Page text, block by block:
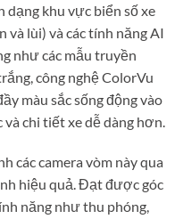
dạng khu vực biển số xe
lùi) và các tính năng AI
như các mẫu truyền
công nghệ ColorVu
màu sắc sống động vào
chi tiết xe dễ dàng hơn.
các camera vòm này qua
hiệu quả. Đạt được góc
năng như thu phóng,